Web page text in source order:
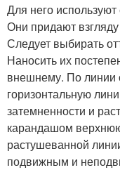
Для него
Они придают
Следует выбирать
Наносить их
внешнему. По линии
горизонтальную
затемненности и
карандашом
растушеванной
подвижным и